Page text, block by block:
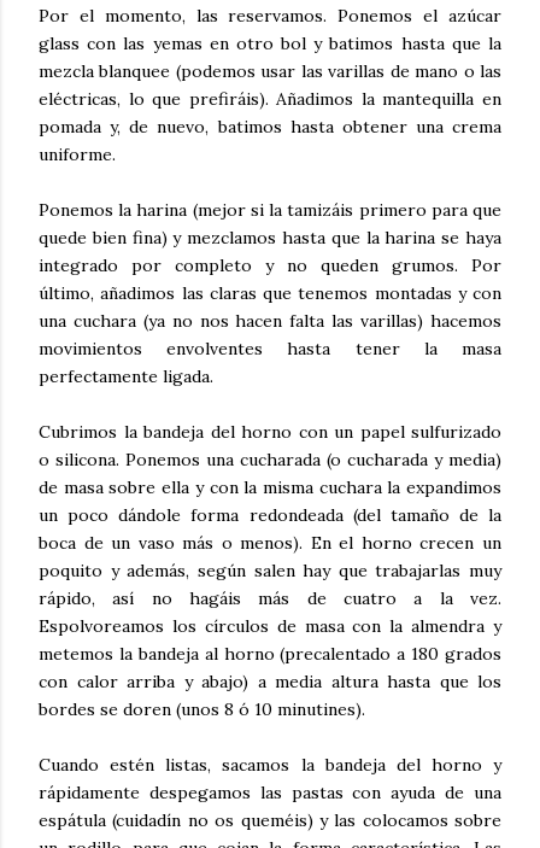
Por el momento, las reservamos. Ponemos el azúcar
glass con las yemas en otro bol y batimos hasta que la
mezcla blanquee (podemos usar las varillas de mano o las
eléctricas, lo que prefiráis). Añadimos la mantequilla en
pomada y, de nuevo, batimos hasta obtener una crema
uniforme.
Ponemos la harina (mejor si la tamizáis primero para que
quede bien fina) y mezclamos hasta que la harina se haya
integrado por completo y no queden grumos. Por
último, añadimos las claras que tenemos montadas y con
una cuchara (ya no nos hacen falta las varillas) hacemos
movimientos envolventes hasta tener la masa
perfectamente ligada.
Cubrimos la bandeja del horno con un papel sulfurizado
o silicona. Ponemos una cucharada (o cucharada y media)
de masa sobre ella y con la misma cuchara la expandimos
un poco dándole forma redondeada (del tamaño de la
boca de un vaso más o menos). En el horno crecen un
poquito y además, según salen hay que trabajarlas muy
rápido, así no hagáis más de cuatro a la vez.
Espolvoreamos los círculos de masa con la almendra y
metemos la bandeja al horno (precalentado a 180 grados
con calor arriba y abajo) a media altura hasta que los
bordes se doren (unos 8 ó 10 minutines).
Cuando estén listas, sacamos la bandeja del horno y
rápidamente despegamos las pastas con ayuda de una
espátula (cuidadín no os queméis) y las colocamos sobre